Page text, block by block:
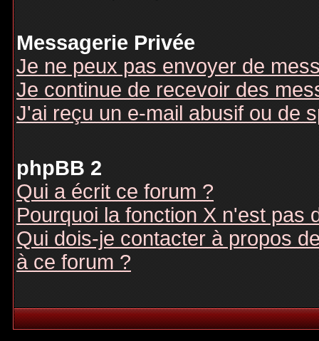
Messagerie Privée
Je ne peux pas envoyer de
Je continue de recevoir des
J'ai reçu un e-mail abusif ou de
phpBB 2
Qui a écrit ce forum ?
Pourquoi la fonction X n'est pas
Qui dois-je contacter à propos
à ce forum ?